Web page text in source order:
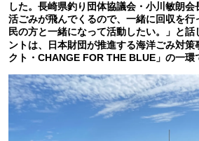
した。長崎県釣り団体協議会・小川敏朗
活ごみが飛んでくるので、一緒に回収を
民の方と一緒になって活動したい。」と
ントは、日本財団が推進する海洋ごみ対策
クト・CHANGE FOR THE BLUE」の一環